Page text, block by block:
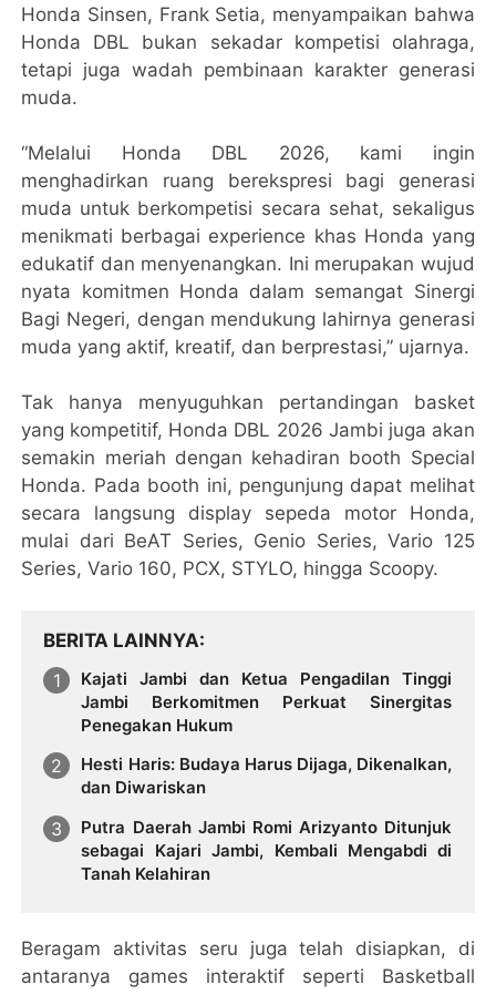
Honda Sinsen, Frank Setia, menyampaikan bahwa
Honda DBL bukan sekadar kompetisi olahraga,
tetapi juga wadah pembinaan karakter generasi
muda.
“Melalui Honda DBL 2026, kami ingin
menghadirkan ruang berekspresi bagi generasi
muda untuk berkompetisi secara sehat, sekaligus
menikmati berbagai experience khas Honda yang
edukatif dan menyenangkan. Ini merupakan wujud
nyata komitmen Honda dalam semangat Sinergi
Bagi Negeri, dengan mendukung lahirnya generasi
muda yang aktif, kreatif, dan berprestasi,” ujarnya.
Tak hanya menyuguhkan pertandingan basket
yang kompetitif, Honda DBL 2026 Jambi juga akan
semakin meriah dengan kehadiran booth Special
Honda. Pada booth ini, pengunjung dapat melihat
secara langsung display sepeda motor Honda,
mulai dari BeAT Series, Genio Series, Vario 125
Series, Vario 160, PCX, STYLO, hingga Scoopy.
BERITA LAINNYA
Kajati Jambi dan Ketua Pengadilan Tinggi
Jambi Berkomitmen Perkuat Sinergitas
Penegakan Hukum
Hesti Haris: Budaya Harus Dijaga, Dikenalkan,
dan Diwariskan
Putra Daerah Jambi Romi Arizyanto Ditunjuk
sebagai Kajari Jambi, Kembali Mengabdi di
Tanah Kelahiran
Beragam aktivitas seru juga telah disiapkan, di
antaranya games interaktif seperti Basketball